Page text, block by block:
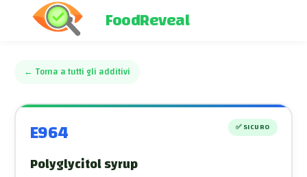
FoodReveal
← Torna a tutti gli additivi
E964 ✅SICURO
Polyglycitol syrup